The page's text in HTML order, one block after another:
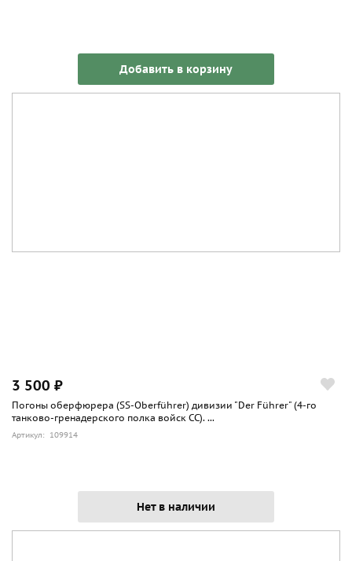
Добавить в корзину
3 500 ₽
Погоны оберфюрера (SS-Oberführer) дивизии "Der Führer" (4-го
танково-гренадерского полка войск СС). ...
Артикул: 109914
Нет в наличии